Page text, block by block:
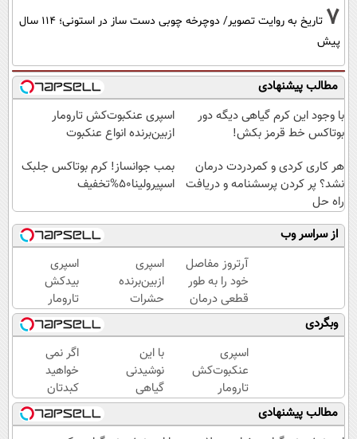
7
تاریخ به روایت تصویر/ دوچرخه چوبی دست ساز در استونی؛ 114 سال
پیش
مطالب پیشنهادی
با وجود این کرم گیاهی دیگه دور
بوتاکس خط قرمز بکش!
اسپری عنکبوت‌‌کش تارومار
ازبین‌برنده انواع عنکبوت
هر کاری کردی و کمردردت درمان
نشد؟ پر کردن پرسشنامه و دریافت
راه حل
بمب جوانساز! کرم بوتاکس جلبک
اسپیرولینا50%تخفیف
از سراسر وب
آرتروز مفاصل
خود را به طور
قطعی درمان
کنید!
◗پرسش‌نامه◖
اسپری
ازبین‌برنده
حشرات
رختخواب،
مناسب
برای
مقابله با
انواع
ساس
اسپری
بیدکش
تارومار
با
اثرفوری
،
محافظ
لباس
در
مقابل
وبگردی
اسپری
عنکبوت‌‌کش
تارومار
ازبین‌برنده
انواع
با این
نوشیدنی
گیاهی
به جنگ
با سموم
اگر نمی
خواهید
کبدتان
چرب
شود این
مطالب پیشنهادی